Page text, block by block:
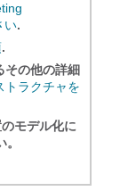
い.
.
その他の詳細
トラクチャを
モデル化に